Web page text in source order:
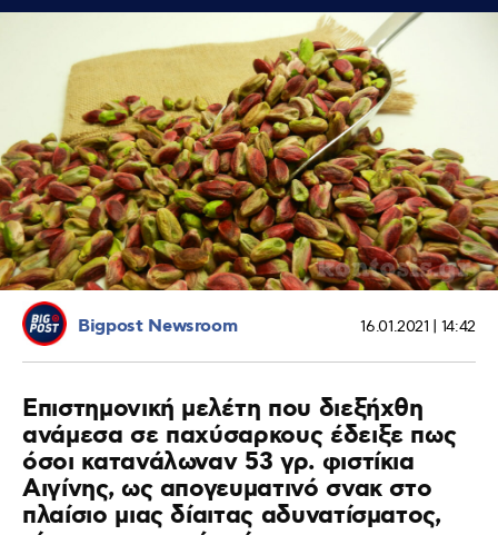
Bigpost Newsroom 16.01.2021 | 14:42
Επιστημονική μελέτη που διεξήχθη
ανάμεσα σε παχύσαρκους έδειξε πως
όσοι κατανάλωναν 53 γρ. φιστίκια
Αιγίνης, ως απογευματινό σνακ στο
πλαίσιο μιας δίαιτας αδυνατίσματος,